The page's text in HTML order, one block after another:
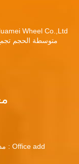
متوسطة الحجم تجمع
Office add : مدينة تشينغتشو، مقاطعة شاندونغ، الصين